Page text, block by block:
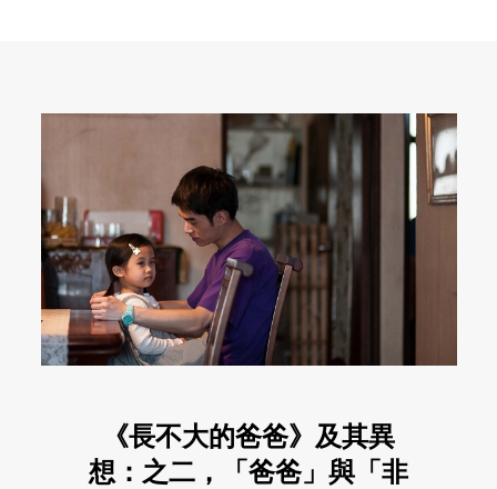
《長不大的爸爸》及其異
想：之二，「爸爸」與「非